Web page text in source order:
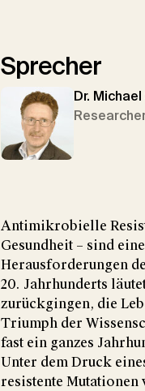
Sprecher
Dr.
Antimikrobielle
Gesundheit – sind
Herausforderungen
20. Jahrhunderts
zurückgingen, die
Triumph der
fast ein ganzes
Unter dem Druck
resistente